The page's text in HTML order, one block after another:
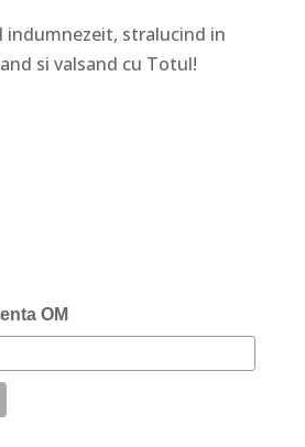
indumnezeit, stralucind in
si valsand cu Totul!
OM